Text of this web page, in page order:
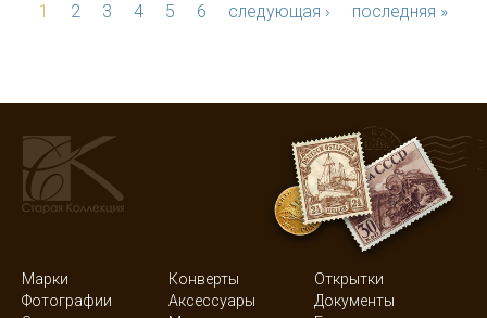
1 2 3 4 5 6 следующая › последняя »
Марки Конверты
Открытки
Фотографии
Аксессуары
Документы